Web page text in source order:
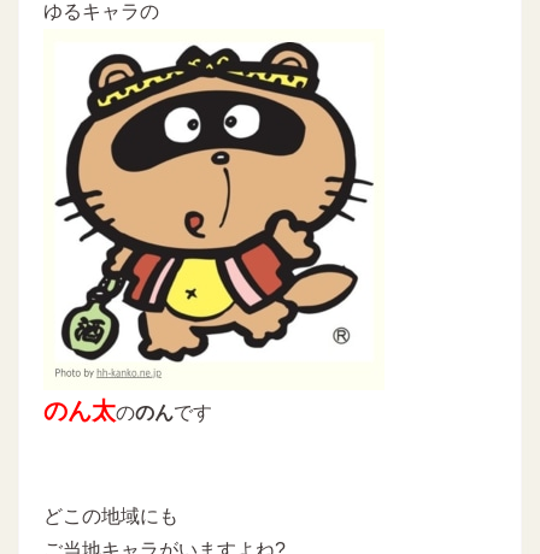
ゆるキャラの
のん太ののんです
どこの地域にも
ご当地キャラがいますよね?